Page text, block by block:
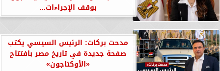
بوقف الإجراءات...
مدحت بركات: الرئيس السيسي يكتب
صفحة جديدة في تاريخ مصر بافتتاح
«الأوكتاجون»